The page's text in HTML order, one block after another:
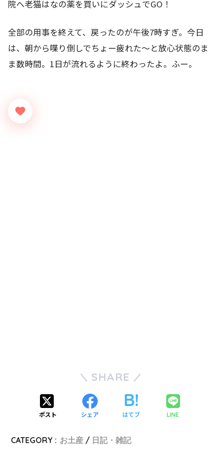
院へ老猫はなの薬を買いにダッシュでGO！
全部の用事を終えて、戻ったのが午後7時すぎ。今日
は、朝から喋り倒しでちょー疲れた～と放心状態のま
ま数時間。1日が流れるように終わったよ。ふー。
SHARE
ポスト シェア はてブ LINE
CATEGORY : お土産 日記・雑記